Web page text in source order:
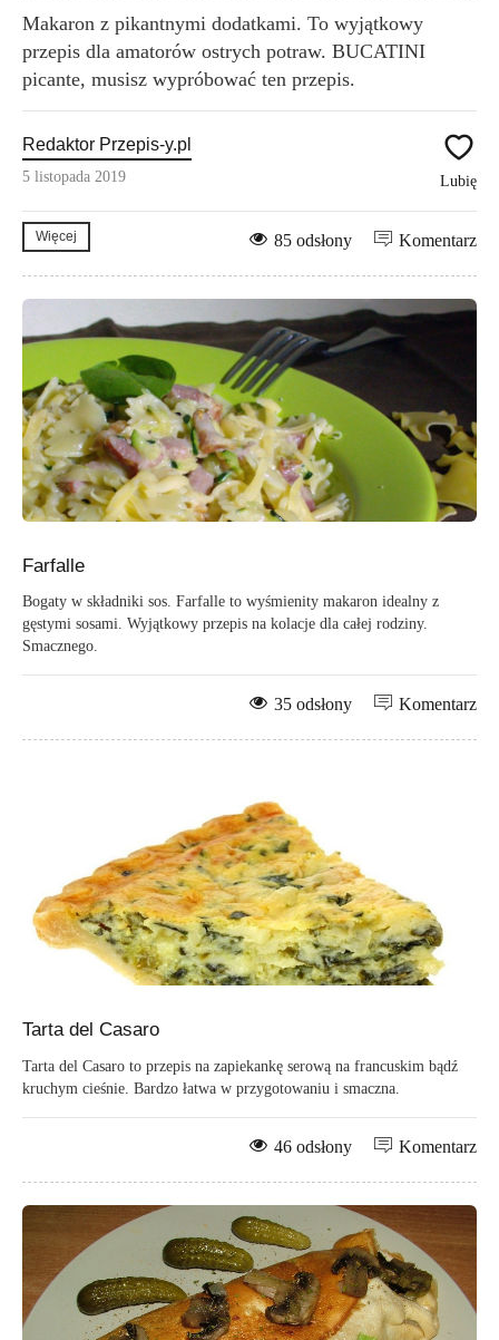
Makaron z pikantnymi dodatkami. To wyjątkowy
przepis dla amatorów ostrych potraw. BUCATINI
picante, musisz wypróbować ten przepis.
Redaktor Przepis-y.pl
5 listopada 2019 Lubię
Więcej Komentarz
85 odsłony
Farfalle
Bogaty w składniki sos. Farfalle to wyśmienity makaron idealny z
gęstymi sosami. Wyjątkowy przepis na kolacje dla całej rodziny.
Smacznego.
Komentarz
35 odsłony
Tarta del Casaro
Tarta del Casaro to przepis na zapiekankę serową na francuskim bądź
kruchym cieśnie. Bardzo łatwa w przygotowaniu i smaczna.
Komentarz
46 odsłony